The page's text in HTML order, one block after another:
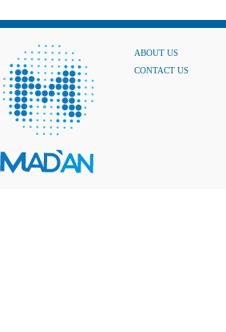
ABOUT US
CONTACT US